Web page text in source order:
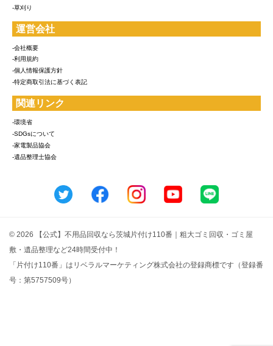
-草刈り
運営会社
-会社概要
-利用規約
-個人情報保護方針
-特定商取引法に基づく表記
関連リンク
-環境省
-SDGsについて
-家電製品協会
-遺品整理士協会
© 2026 【公式】不用品回収なら茨城片付け110番｜粗大ゴミ回収・ゴミ屋
敷・遺品整理など24時間受付中！
「片付け110番」はリベラルマーケティング株式会社の登録商標です（登録番
号：第5757509号）